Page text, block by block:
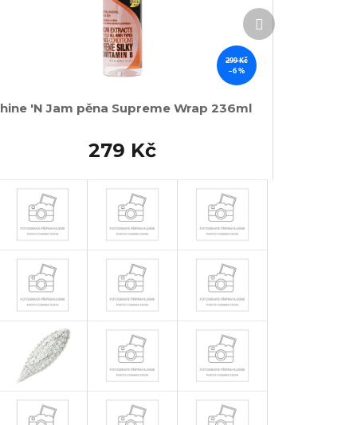
299 Kč
–6 %
'N Jam pěna Supreme Wrap 236ml
279 Kč
Další
produkt